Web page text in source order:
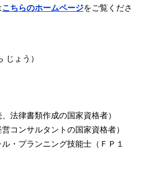
こちらのホームページをご覧くださ
じょう）
法律書類作成の国家資格者）
コンサルタントの国家資格者）
・プランニング技能士（ＦＰ１